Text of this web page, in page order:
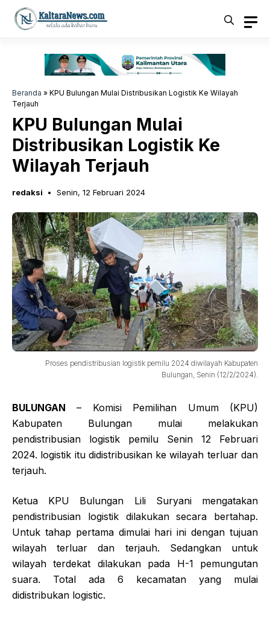
Langsung
Beranda » KPU Bulungan Mulai Distribusikan Logistik Ke Wilayah
Terjauh
KPU Bulungan Mulai
Distribusikan Logistik Ke
Wilayah Terjauh
redaksi Senin, 12 Februari 2024
Proses pendistribusian logistik pemilu 2024 diwilayah Kabupaten
Bulungan, Senin (12/2/2024).
BULUNGAN – Komisi Pemilihan Umum (KPU)
Kabupaten Bulungan mulai melakukan
pendistribusian logistik pemilu Senin 12 Februari
2024. logistik itu didistribusikan ke wilayah terluar dan
terjauh.
Ketua KPU Bulungan Lili Suryani mengatakan
pendistribusian logistik dilakukan secara bertahap.
Untuk tahap pertama dimulai hari ini dengan tujuan
wilayah terluar dan terjauh. Sedangkan untuk
wilayah terdekat dilakukan pada H-1 pemungutan
suara. Total ada 6 kecamatan yang mulai
didistribukan logistic.